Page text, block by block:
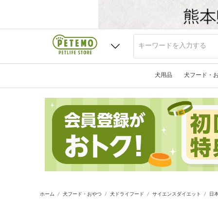
犬用品 犬フード・
ホーム 犬フード・おやつ 犬ドライフード サイエンスダイエット 日